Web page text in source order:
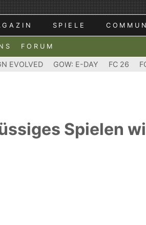
SPIELE
FORUM
EVOLVED GOW: E-DAY FC 26
Spielen